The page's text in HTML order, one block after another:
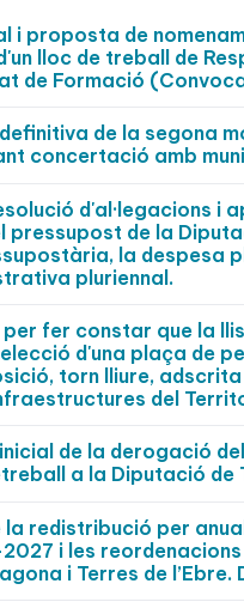
i proposta de
lloc de treball de
de Formació
de la segona
concertació amb
d'al·legacions
pressupost de la
la despesa
pluriennal.
per fer constar que la
d'una plaça de
torn lliure,
del
de la derogació
a la Diputació
la redistribució per
i les
i Terres de